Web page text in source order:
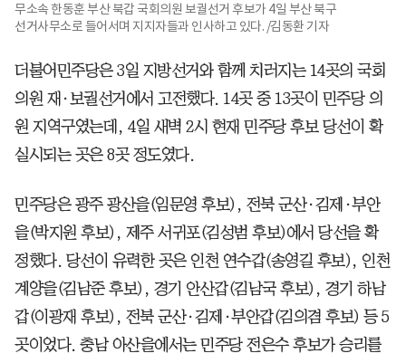
무소속 한동훈 부산 북갑 국회의원 보궐선거 후보가 4일 부산 북구
선거사무소로 들어서며 지지자들과 인사하고 있다. /김동환 기자
더불어민주당은 3일 지방선거와 함께 치러지는 14곳의 국회
의원 재·보궐선거에서 고전했다. 14곳 중 13곳이 민주당 의
원 지역구였는데, 4일 새벽 2시 현재 민주당 후보 당선이 확
실시되는 곳은 8곳 정도였다.
민주당은 광주 광산을(임문영 후보), 전북 군산·김제·부안
을(박지원 후보), 제주 서귀포(김성범 후보)에서 당선을 확
정했다. 당선이 유력한 곳은 인천 연수갑(송영길 후보), 인천
계양을(김남준 후보), 경기 안산갑(김남국 후보), 경기 하남
갑(이광재 후보), 전북 군산·김제·부안갑(김의겸 후보) 등 5
곳이었다. 충남 아산을에서는 민주당 전은수 후보가 승리를